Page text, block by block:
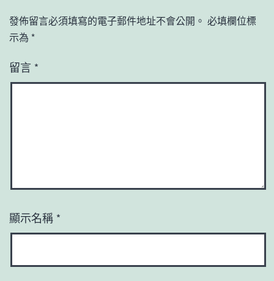
發佈留言必須填寫的電子郵件地址不會公開。 必填欄位標
示為 *
留言 *
顯示名稱 *